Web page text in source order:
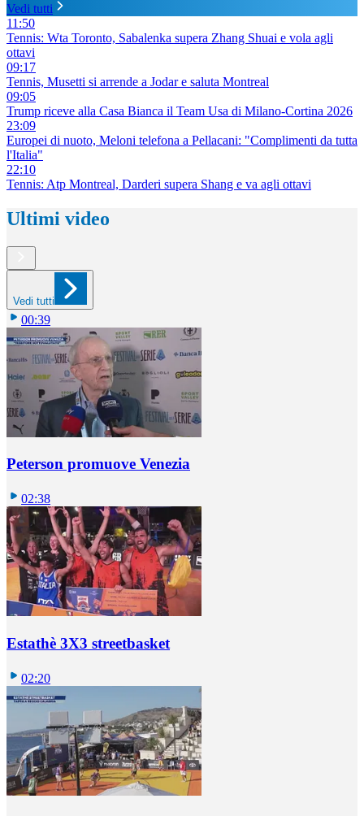
Vedi tutti
11:50
Tennis: Wta Toronto, Sabalenka supera Zhang Shuai e vola agli
ottavi
09:17
Tennis, Musetti si arrende a Jodar e saluta Montreal
09:05
Trump riceve alla Casa Bianca il Team Usa di Milano-Cortina 2026
23:09
Europei di nuoto, Meloni telefona a Pellacani: "Complimenti da tutta
l'Italia"
22:10
Tennis: Atp Montreal, Darderi supera Shang e va agli ottavi
Ultimi video
Vedi tutti
00:39
Peterson promuove Venezia
02:38
Estathè 3X3 streetbasket
02:20